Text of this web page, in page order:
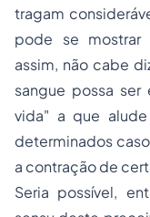
tragam
pode se mostrar
assim, não cabe
sangue possa
vida" a que
determinados
a contração de
Seria possível,